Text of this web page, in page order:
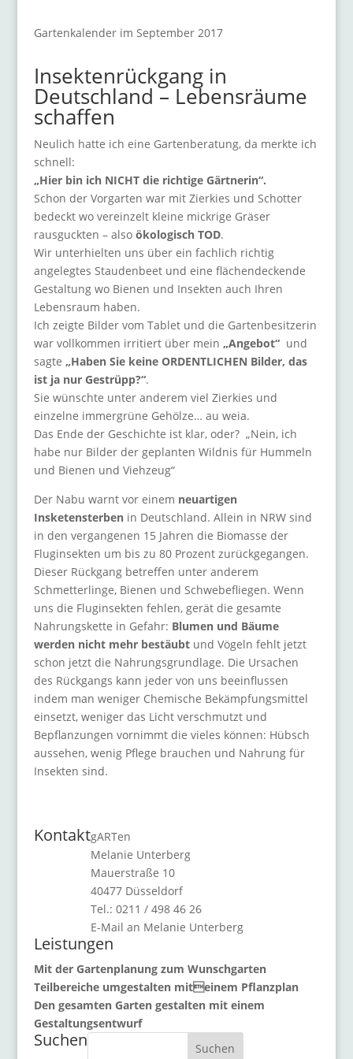
Gartenkalender im September 2017
Insektenrückgang in
Deutschland – Lebensräume
schaffen
Neulich hatte ich eine Gartenberatung, da merkte ich
schnell:
„Hier bin ich NICHT die richtige Gärtnerin“.
Schon der Vorgarten war mit Zierkies und Schotter
bedeckt wo vereinzelt kleine mickrige Gräser
rausguckten – also ökologisch TOD.
Wir unterhielten uns über ein fachlich richtig
angelegtes Staudenbeet und eine flächendeckende
Gestaltung wo Bienen und Insekten auch Ihren
Lebensraum haben.
Ich zeigte Bilder vom Tablet und die Gartenbesitzerin
war vollkommen irritiert über mein „Angebot“und
sagte „Haben Sie keine ORDENTLICHEN Bilder, das
ist ja nur Gestrüpp?“.
Sie wünschte unter anderem viel Zierkies und
einzelne immergrüne Gehölze… au weia.
Das Ende der Geschichte ist klar, oder? „Nein, ich
habe nur Bilder der geplanten Wildnis für Hummeln
und Bienen und Viehzeug“
Der Nabu warnt vor einem neuartigen
Insketensterbenin Deutschland. Allein in NRW sind
in den vergangenen 15 Jahren die Biomasse der
Fluginsekten um bis zu 80 Prozent zurückgegangen.
Dieser Rückgang betreffen unter anderem
Schmetterlinge, Bienen und Schwebefliegen. Wenn
uns die Fluginsekten fehlen, gerät die gesamte
Nahrungskette in Gefahr: Blumen und Bäume
werden nicht mehr bestäubtund Vögeln fehlt jetzt
schon jetzt die Nahrungsgrundlage. Die Ursachen
des Rückgangs kann jeder von uns beeinflussen
indem man weniger Chemische Bekämpfungsmittel
einsetzt, weniger das Licht verschmutzt und
Bepflanzungen vornimmt die vieles können: Hübsch
aussehen, wenig Pflege brauchen und Nahrung für
Insekten sind.
KontaktgARTen
Melanie Unterberg
Mauerstraße 10
40477 Düsseldorf
Tel.: 0211 / 498 46 26
E-Mail an Melanie Unterberg
Leistungen
Mit der Gartenplanung zum Wunschgarten
Teilbereiche umgestalten miteinem Pflanzplan
Den gesamten Garten gestalten mit einem
Gestaltungsentwurf
Suchen Suchen